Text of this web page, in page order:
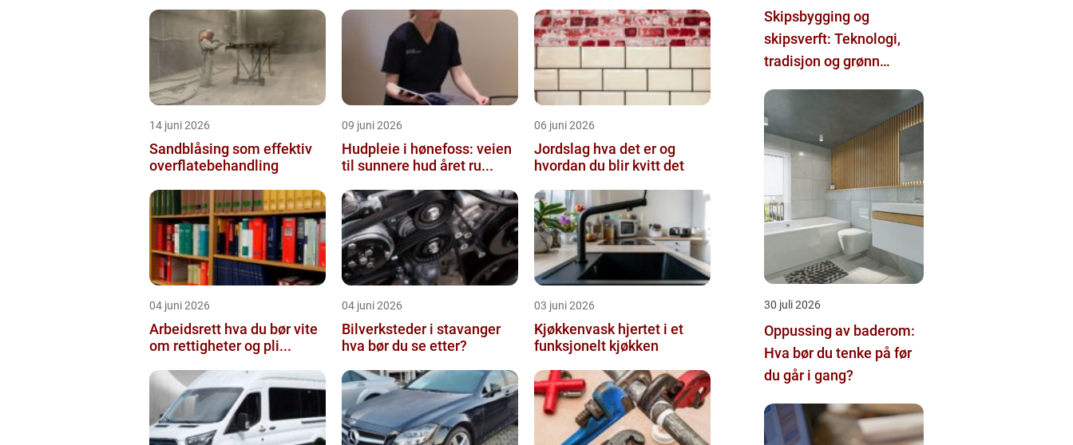
14 juni 2026
Sandblåsing som effektiv
overflatebehandling
09 juni 2026
Hudpleie i hønefoss: veien
til sunnere hud året ru...
06 juni 2026
Jordslag hva det er og
hvordan du blir kvitt det
04 juni 2026
Arbeidsrett hva du bør vite
om rettigheter og pli...
04 juni 2026
Bilverksteder i stavanger
hva bør du se etter?
03 juni 2026
Kjøkkenvask hjertet i et
funksjonelt kjøkken
Skipsbygging og
skipsverft: Teknologi,
tradisjon og grønn
30 juli 2026
Oppussing av baderom:
Hva bør du tenke på før
du går i gang?